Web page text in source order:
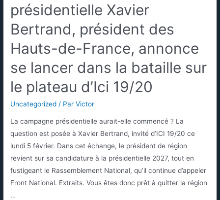
présidentielle Xavier
Bertrand, président des
Hauts-de-France, annonce
se lancer dans la bataille sur
le plateau d’Ici 19/20
Uncategorized / ParVictor
La campagne présidentielle aurait-elle commencé ? La
question est posée à Xavier Bertrand, invité d’ICI 19/20 ce
lundi 5 février. Dans cet échange, le président de région
revient sur sa candidature à la présidentielle 2027, tout en
fustigeant le Rassemblement National, qu’il continue d’appeler
Front National. Extraits. Vous êtes donc prêt à quitter la région
…